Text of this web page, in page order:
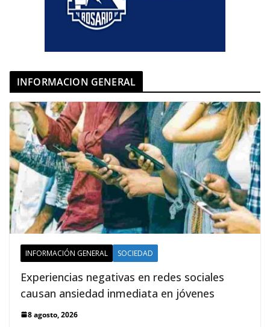
INFORMACION GENERAL
INFORMACIÓN GENERAL SOCIEDAD
Experiencias negativas en redes sociales
causan ansiedad inmediata en jóvenes
8 agosto, 2026